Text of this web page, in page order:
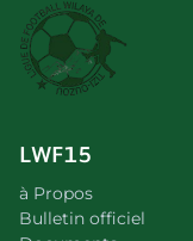
LWF15
à Propos
Bulletin officiel